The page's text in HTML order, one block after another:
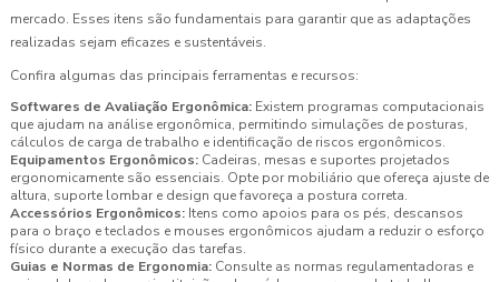
mercado. Esses itens são fundamentais para garantir que as adaptações
realizadas sejam eficazes e sustentáveis.
Confira algumas das principais ferramentas e recursos:
Softwares de Avaliação Ergonômica: Existem programas computacionais
que ajudam na análise ergonômica, permitindo simulações de posturas,
cálculos de carga de trabalho e identificação de riscos ergonômicos.
Equipamentos Ergonômicos: Cadeiras, mesas e suportes projetados
ergonomicamente são essenciais. Opte por mobiliário que ofereça ajuste de
altura, suporte lombar e design que favoreça a postura correta.
Accessórios Ergonômicos: Itens como apoios para os pés, descansos
para o braço e teclados e mouses ergonômicos ajudam a reduzir o esforço
físico durante a execução das tarefas.
Guias e Normas de Ergonomia: Consulte as normas regulamentadoras e